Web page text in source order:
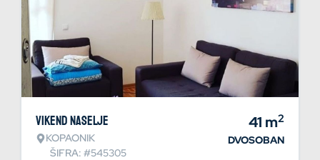
Vikend naselje
KOPAONIK
ŠIFRA: #545305
41 m2
DVOSOBAN